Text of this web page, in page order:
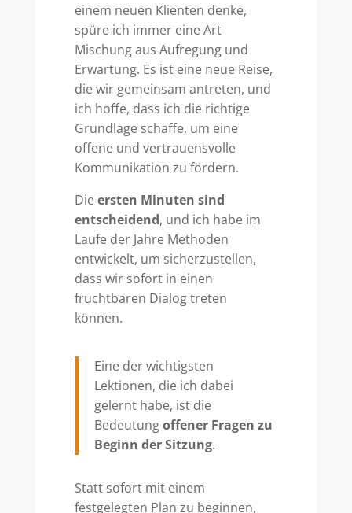
einem neuen Klienten denke,
spüre ich immer eine Art
Mischung aus Aufregung und
Erwartung. Es ist eine neue Reise,
die wir gemeinsam antreten, und
ich hoffe, dass ich die richtige
Grundlage schaffe, um eine
offene und vertrauensvolle
Kommunikation zu fördern.
Dieersten Minuten sind
entscheidend, und ich habe im
Laufe der Jahre Methoden
entwickelt, um sicherzustellen,
dass wir sofort in einen
fruchtbaren Dialog treten
können.
Eine der wichtigsten
Lektionen, die ich dabei
gelernt habe, ist die
Bedeutungoffener Fragen zu
Beginn der Sitzung.
Statt sofort mit einem
festgelegten Plan zu beginnen,